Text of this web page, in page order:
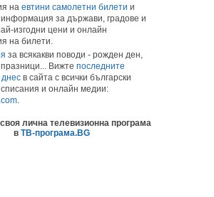
на евтини самолетни билети и
за държави, градове и
изгодни цени и онлайн
на билети.
за всякакви поводи - рожден ден,
Вижте последните
в сайта с всички български
и онлайн медии:
.
лична телевизионна програма
в ТВ-програма.BG